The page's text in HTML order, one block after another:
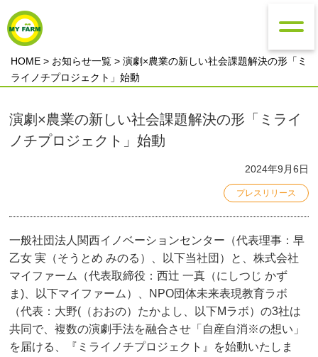
HOME > お知らせ一覧 > 演劇×農業の新しい社会課題解決の形「ミ
ライノチプロジェクト」始動
演劇×農業の新しい社会課題解決の形「ミライ
ノチプロジェクト」始動
2024年9月6日
プレスリリース
一般社団法人関西イノベーションセンター（代表理事：早
乙女 実（そうとめ みのる）、以下当社団）と、株式会社
マイファーム（代表取締役：西辻 一真（にしつじ かず
ま)、以下マイファーム）、NPO団体未来表現教育ラボ
（代表：大野(（おおの）たかよし、以下Mラボ）の3社は
共同で、複数の演劇手法を融合させ「自産自消※の想い」
を届ける、『ミライノチプロジェクト』を始動いたしま